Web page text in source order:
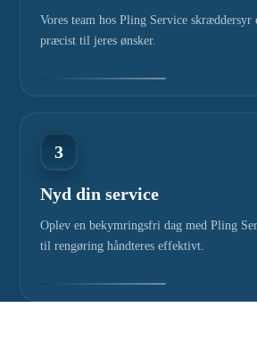
Vores team hos Pling Service skræddersyr
præcist til jeres ønsker.
3
Nyd din service
Oplev en bekymringsfri dag med Pling
til rengøring håndteres effektivt.